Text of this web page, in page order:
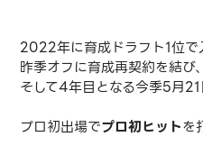
2022年に育成ドラフト1位で
昨季オフに育成再契約を結び
そして4年目となる今季5月
プロ初出場でプロ初ヒットを